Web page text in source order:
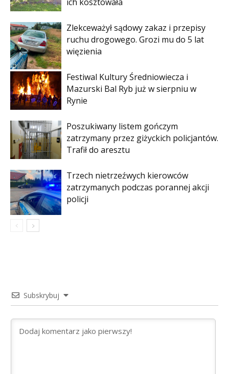
Zlekceważył sądowy zakaz i przepisy
ruchu drogowego. Grozi mu do 5 lat
więzienia
Festiwal Kultury Średniowiecza i
Mazurski Bal Ryb już w sierpniu w
Rynie
Poszukiwany listem gończym
zatrzymany przez giżyckich policjantów.
Trafił do aresztu
Trzech nietrzeźwych kierowców
zatrzymanych podczas porannej akcji
policji
Subskrybuj